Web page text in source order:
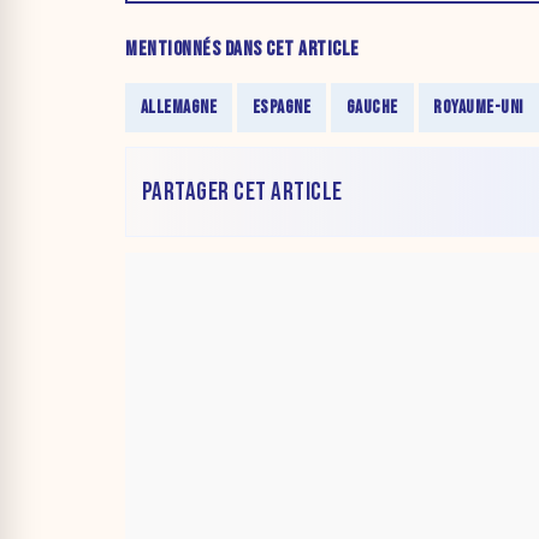
MENTIONNÉS DANS CET ARTICLE
ALLEMAGNE ESPAGNE GAUCHE ROYAUME-UNI
PARTAGER CET ARTICLE